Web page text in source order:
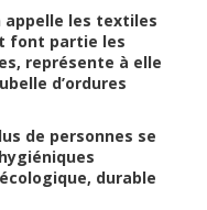
appelle les textiles
font partie les
représente à elle
d’ordures
de personnes se
durable